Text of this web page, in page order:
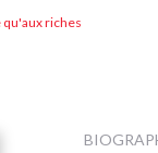
qu'aux riches